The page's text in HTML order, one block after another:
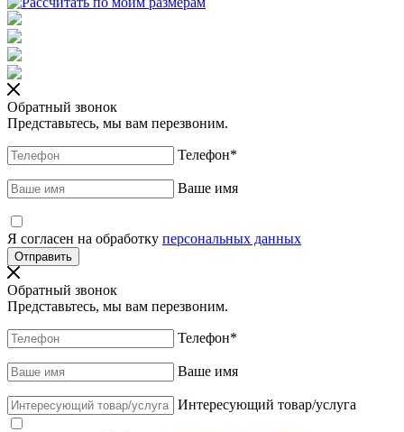
Обратный звонок
Представьтесь, мы вам перезвоним.
Телефон*
Ваше имя
Я согласен на обработку персональных данных
Обратный звонок
Представьтесь, мы вам перезвоним.
Телефон*
Ваше имя
Интересующий товар/услуга